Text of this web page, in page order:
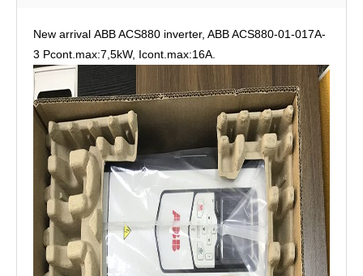
New arrival ABB ACS880 inverter, ABB ACS880-01-017A-
3 Pcont.max:7,5kW, Icont.max:16A.